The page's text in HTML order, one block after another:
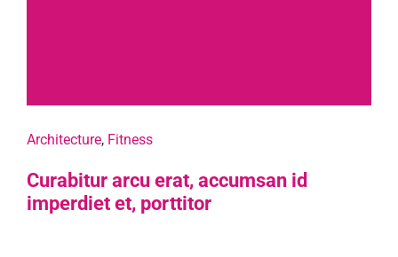
Architecture, Fitness
Curabitur arcu erat, accumsan id
imperdiet et, porttitor